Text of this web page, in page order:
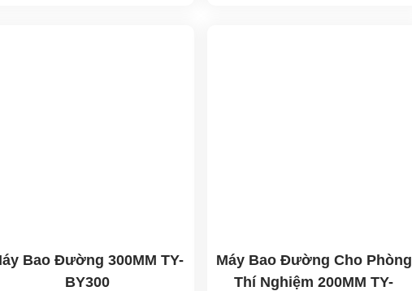
Bao Đường 300MM TY-
BY300
Máy Bao Đường Cho Phòng
Thí Nghiệm 200MM TY-